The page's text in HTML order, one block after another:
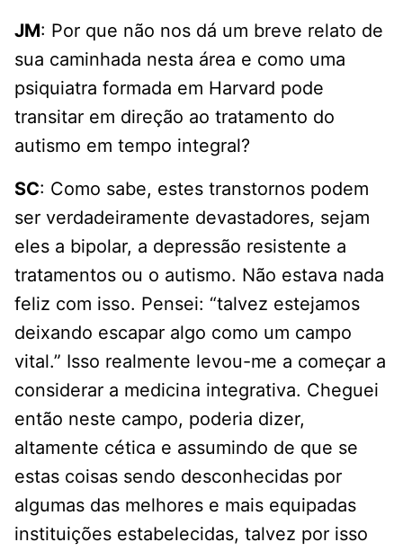
JM: Por que não nos dá um breve relato de
sua caminhada nesta área e como uma
psiquiatra formada em Harvard pode
transitar em direção ao tratamento do
autismo em tempo integral?
SC: Como sabe, estes transtornos podem
ser verdadeiramente devastadores, sejam
eles a bipolar, a depressão resistente a
tratamentos ou o autismo. Não estava nada
feliz com isso. Pensei: “talvez estejamos
deixando escapar algo como um campo
vital.” Isso realmente levou-me a começar a
considerar a medicina integrativa. Cheguei
então neste campo, poderia dizer,
altamente cética e assumindo de que se
estas coisas sendo desconhecidas por
algumas das melhores e mais equipadas
instituições estabelecidas, talvez por isso